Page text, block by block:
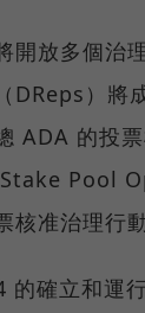
開放多個治
DReps）將
ADA 的投
Pool
核准治理行
的確立和運